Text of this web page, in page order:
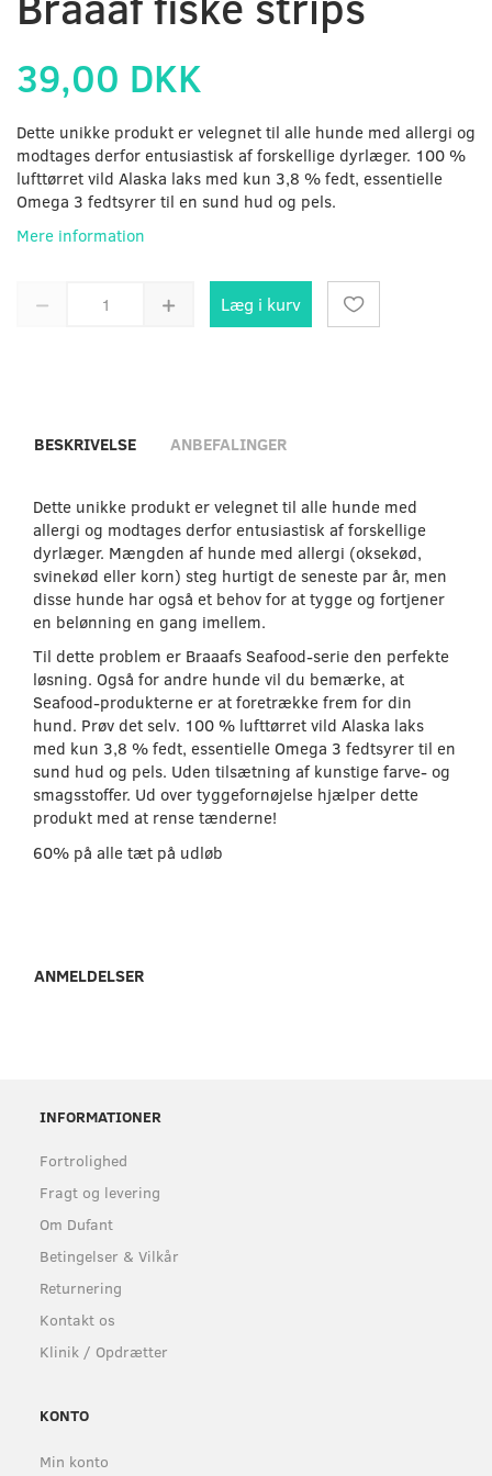
39,00 DKK
Dette unikke produkt er velegnet til alle hunde med allergi og
modtages derfor entusiastisk af forskellige dyrlæger. 100 %
lufttørret vild Alaska laks med kun 3,8 % fedt, essentielle
Omega 3 fedtsyrer til en sund hud og pels.
Mere information
Læg i kurv
BESKRIVELSE ANBEFALINGER
Dette unikke produkt er velegnet til alle hunde med
allergi og modtages derfor entusiastisk af forskellige
dyrlæger. Mængden af ​​hunde med allergi (oksekød,
svinekød eller korn) steg hurtigt de seneste par år, men
disse hunde har også et behov for at tygge og fortjener
en belønning en gang imellem.
Til dette problem er Braaafs Seafood-serie den perfekte
løsning. Også for andre hunde vil du bemærke, at
Seafood-produkterne er at foretrække frem for din
hund. Prøv det selv. 100 % lufttørret vild Alaska laks
med kun 3,8 % fedt, essentielle Omega 3 fedtsyrer til en
sund hud og pels. Uden tilsætning af kunstige farve- og
smagsstoffer. Ud over tyggefornøjelse hjælper dette
produkt med at rense tænderne!
60% på alle tæt på udløb
ANMELDELSER
INFORMATIONER
Fortrolighed
Fragt og levering
Om Dufant
Betingelser & Vilkår
Returnering
Kontakt os
Klinik / Opdrætter
KONTO
Min konto